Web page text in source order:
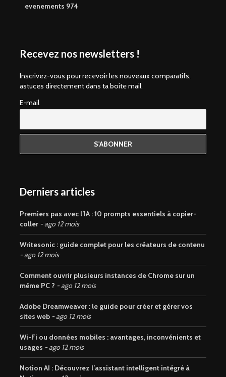
evenements 974
Recevez nos newsletters !
Inscrivez-vous pour recevoir les nouveaux comparatifs,
astuces directement dans ta boite mail.
E-mail
Derniers articles
Premiers pas avec l’IA : 10 prompts essentiels à copier-
coller
ago 12 mois
Writesonic : guide complet pour les créateurs de contenu
ago 12 mois
Comment ouvrir plusieurs instances de Chrome sur un
même PC ?
ago 12 mois
Adobe Dreamweaver : le guide pour créer et gérer vos
sites web
ago 12 mois
Wi-Fi ou données mobiles : avantages, inconvénients et
usages
ago 12 mois
Notion AI : Découvrez l’assistant intelligent intégré à